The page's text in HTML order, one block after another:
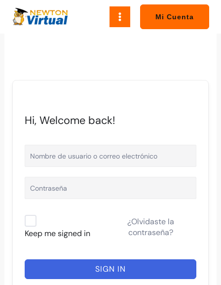
Mi Cuenta
Hi, Welcome back!
Keep me signed in
¿Olvidaste la
contraseña?
SIGN IN